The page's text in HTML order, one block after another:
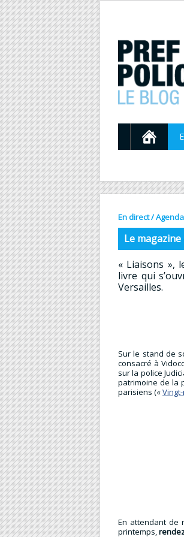
En direct/Agenda
Le magazine
« Liaisons »,
livre qui
Versailles.
Sur le stand de
consacré à
sur la police
patrimoine de la
parisiens («
En attendant de
printemps,